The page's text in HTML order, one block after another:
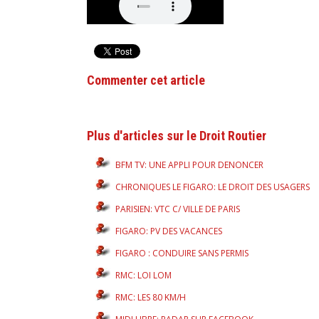
Commenter cet article
Plus d'articles sur le Droit Routier
BFM TV: UNE APPLI POUR DENONCER
CHRONIQUES LE FIGARO: LE DROIT DES USAGERS
PARISIEN: VTC C/ VILLE DE PARIS
FIGARO: PV DES VACANCES
FIGARO : CONDUIRE SANS PERMIS
RMC: LOI LOM
RMC: LES 80 KM/H